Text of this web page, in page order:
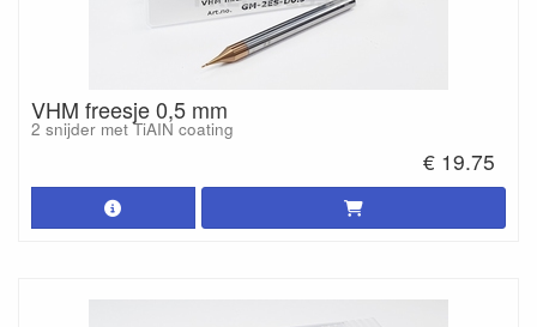
VHM freesje 0,5 mm
2 snijder met TiAIN coating
€ 19.75